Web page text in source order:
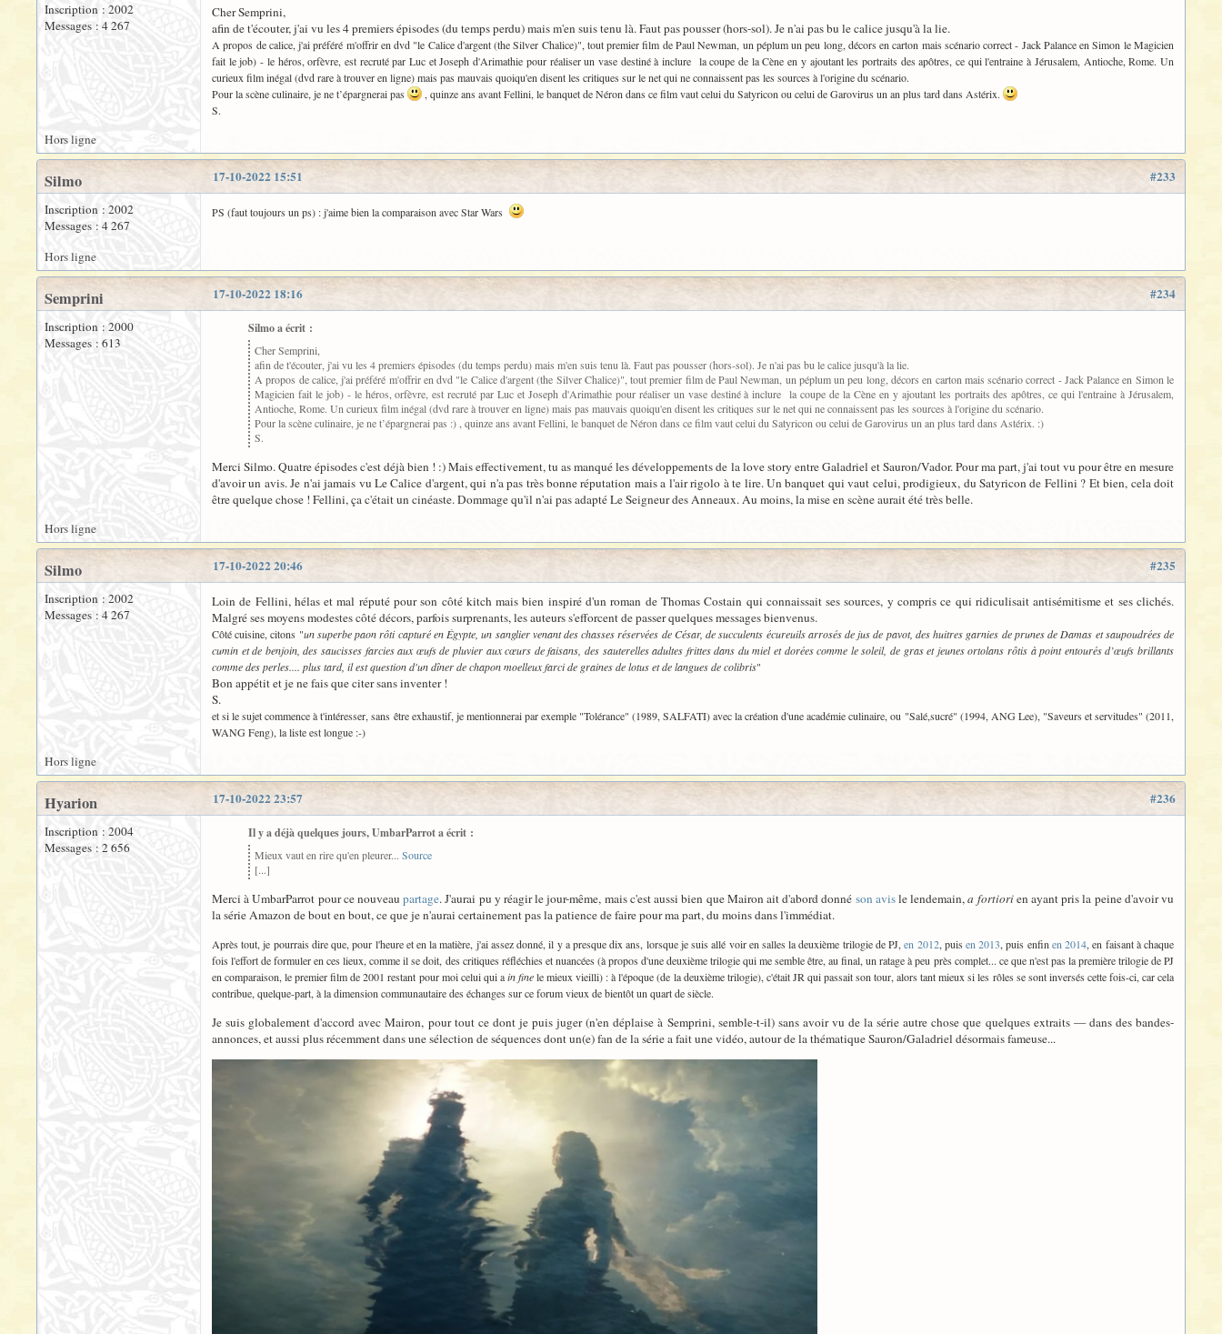
Inscription : 2002
Messages : 4 267
Cher Semprini,
afin de t'écouter, j'ai vu les 4 premiers épisodes (du temps perdu) mais m'en suis tenu là. Faut pas pousser (hors-sol). Je n'ai pas bu le calice jusqu'à la lie.
A propos de calice, j'ai préféré m'offrir en dvd "le Calice d'argent (the Silver Chalice)", tout premier film de Paul Newman, un péplum un peu long, décors en carton mais scénario correct - Jack Palance en Simon le Magicien
fait le job) - le héros, orfèvre, est recruté par Luc et Joseph d'Arimathie pour réaliser un vase destiné à inclure la coupe de la Cène en y ajoutant les portraits des apôtres, ce qui l'entraine à Jérusalem, Antioche, Rome. Un
curieux film inégal (dvd rare à trouver en ligne) mais pas mauvais quoiqu'en disent les critiques sur le net qui ne connaissent pas les sources à l'origine du scénario.
Pour la scène culinaire, je ne t’épargnerai pas
, quinze ans avant Fellini, le banquet de Néron dans ce film vaut celui du Satyricon ou celui de Garovirus un an plus tard dans Astérix.
S.
Hors ligne
#233
17-10-2022 15:51
Silmo
Inscription : 2002
Messages : 4 267
PS (faut toujours un ps) : j'aime bien la comparaison avec Star Wars
Hors ligne
#234
17-10-2022 18:16
Semprini
Inscription : 2000
Messages : 613
Silmo a écrit :
Cher Semprini,
afin de t'écouter, j'ai vu les 4 premiers épisodes (du temps perdu) mais m'en suis tenu là. Faut pas pousser (hors-sol). Je n'ai pas bu le calice jusqu'à la lie.
A propos de calice, j'ai préféré m'offrir en dvd "le Calice d'argent (the Silver Chalice)", tout premier film de Paul Newman, un péplum un peu long, décors en carton mais scénario correct - Jack Palance en Simon le
Magicien fait le job) - le héros, orfèvre, est recruté par Luc et Joseph d'Arimathie pour réaliser un vase destiné à inclure la coupe de la Cène en y ajoutant les portraits des apôtres, ce qui l'entraine à Jérusalem,
Antioche, Rome. Un curieux film inégal (dvd rare à trouver en ligne) mais pas mauvais quoiqu'en disent les critiques sur le net qui ne connaissent pas les sources à l'origine du scénario.
Pour la scène culinaire, je ne t’épargnerai pas :) , quinze ans avant Fellini, le banquet de Néron dans ce film vaut celui du Satyricon ou celui de Garovirus un an plus tard dans Astérix. :)
S.
Merci Silmo. Quatre épisodes c'est déjà bien ! :) Mais effectivement, tu as manqué les développements de la love story entre Galadriel et Sauron/Vador. Pour ma part, j'ai tout vu pour être en mesure
d'avoir un avis. Je n'ai jamais vu Le Calice d'argent, qui n'a pas très bonne réputation mais a l'air rigolo à te lire. Un banquet qui vaut celui, prodigieux, du Satyricon de Fellini ? Et bien, cela doit
être quelque chose ! Fellini, ça c'était un cinéaste. Dommage qu'il n'ai pas adapté Le Seigneur des Anneaux. Au moins, la mise en scène aurait été très belle.
Hors ligne
#235
17-10-2022 20:46
Silmo
Inscription : 2002
Messages : 4 267
Loin de Fellini, hélas et mal réputé pour son côté kitch mais bien inspiré d'un roman de Thomas Costain qui connaissait ses sources, y compris ce qui ridiculisait antisémitisme et ses clichés.
Malgré ses moyens modestes côté décors, parfois surprenants, les auteurs s'efforcent de passer quelques messages bienvenus.
Côté cuisine, citons "un superbe paon rôti capturé en Égypte, un sanglier venant des chasses réservées de César, de succulents écureuils arrosés de jus de pavot, des huitres garnies de prunes de Damas et saupoudrées de
cumin et de benjoin, des saucisses farcies aux œufs de pluvier aux cœurs de faisans, des sauterelles adultes frittes dans du miel et dorées comme le soleil, de gras et jeunes ortolans rôtis à point entourés d’œufs brillants
comme des perles.... plus tard, il est question d'un dîner de chapon moelleux farci de graines de lotus et de langues de colibris"
Bon appétit et je ne fais que citer sans inventer !
S.
et si le sujet commence à t'intéresser, sans être exhaustif, je mentionnerai par exemple "Tolérance" (1989, SALFATI) avec la création d'une académie culinaire, ou "Salé,sucré" (1994, ANG Lee), "Saveurs et servitudes" (2011,
WANG Feng), la liste est longue :-)
Hors ligne
#236
17-10-2022 23:57
Hyarion
Inscription : 2004
Messages : 2 656
Il y a déjà quelques jours, UmbarParrot a écrit :
Mieux vaut en rire qu'en pleurer... Source
[...]
Merci à UmbarParrot pour ce nouveaupartage. J'aurai pu y réagir le jour-même, mais c'est aussi bien que Mairon ait d'abord donné son avisle lendemain,a fortiorien ayant pris la peine d'avoir vu
la série Amazon de bout en bout, ce que je n'aurai certainement pas la patience de faire pour ma part, du moins dans l'immédiat.
Après tout, je pourrais dire que, pour l'heure et en la matière, j'ai assez donné, il y a presque dix ans, lorsque je suis allé voir en salles la deuxième trilogie de PJ,en 2012, puisen 2013, puis enfin en 2014, en faisant à chaque
fois l'effort de formuler en ces lieux, comme il se doit, des critiques réfléchies et nuancées (à propos d'une deuxième trilogie qui me semble être, au final, un ratage à peu près complet... ce que n'est pas la première trilogie de PJ
en comparaison, le premier film de 2001 restant pour moi celui qui ain finele mieux vieilli) : à l'époque (de la deuxième trilogie), c'était JR qui passait son tour, alors tant mieux si les rôles se sont inversés cette fois-ci, car cela
contribue, quelque-part, à la dimension communautaire des échanges sur ce forum vieux de bientôt un quart de siècle.
Je suis globalement d'accord avec Mairon, pour tout ce dont je puis juger (n'en déplaise à Semprini, semble-t-il) sans avoir vu de la série autre chose que quelques extraits — dans des bandes-
annonces, et aussi plus récemment dans une sélection de séquences dont un(e) fan de la série a fait une vidéo, autour de la thématique Sauron/Galadriel désormais fameuse...